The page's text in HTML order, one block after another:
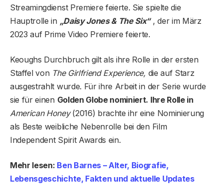
Streamingdienst Premiere feierte. Sie spielte die
Hauptrolle in „Daisy Jones & The Six“, der im März
2023 auf Prime Video Premiere feierte.
Keoughs Durchbruch gilt als ihre Rolle in der ersten
Staffel von The Girlfriend Experience, die auf Starz
ausgestrahlt wurde. Für ihre Arbeit in der Serie wurde
sie für einen Golden Globe nominiert. Ihre Rolle in
American Honey(2016) brachte ihr eine Nominierung
als Beste weibliche Nebenrolle bei den Film
Independent Spirit Awards ein.
Mehr lesen: Ben Barnes – Alter, Biografie,
Lebensgeschichte, Fakten und aktuelle Updates